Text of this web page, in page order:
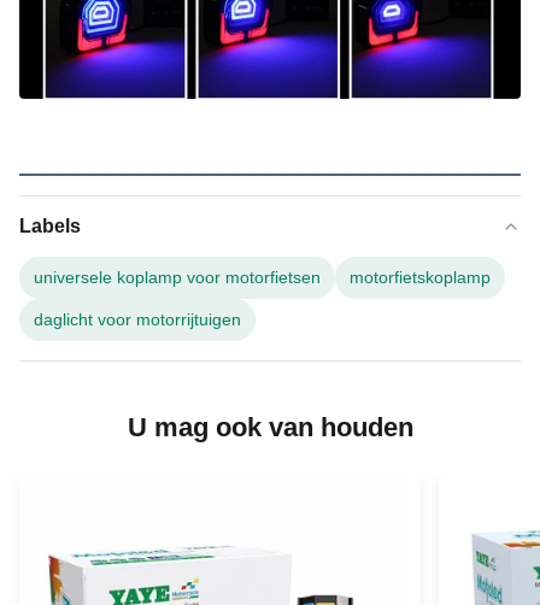
Labels
universele koplamp voor motorfietsen motorfietskoplamp
daglicht voor motorrijtuigen
U mag ook van houden